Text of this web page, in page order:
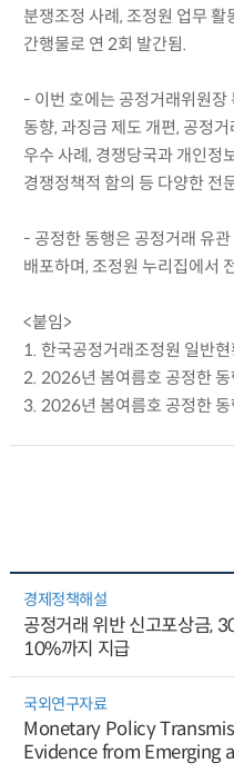
분쟁조정 사례, 조정원 업무 활
간행물로 연 2회 발간됨.
- 이번 호에는 공정거래위원장
동향, 과징금 제도 개편, 공정
우수 사례, 경쟁당국과 개인정
경쟁정책적 함의 등 다양한 전
- 공정한 동행은 공정거래 유
배포하며, 조정원 누리집에서
<붙임>
1. 한국공정거래조정원 일반
2. 2026년 봄여름호 공정한 동
3. 2026년 봄여름호 공정한 동
경제정책해설
공정거래 위반 신고포상금,
10%까지 지급
국외연구자료
Monetary Policy
Evidence from Emerging